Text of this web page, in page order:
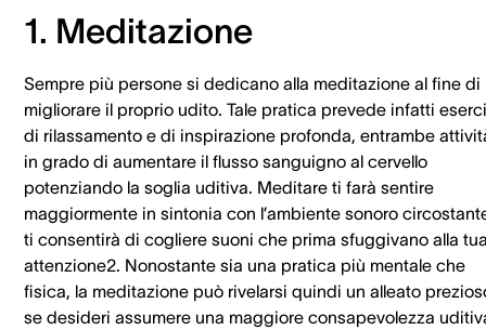
1. Meditazione
Sempre più persone si dedicano alla meditazione al fine di
migliorare il proprio udito. Tale pratica prevede infatti
di rilassamento e di inspirazione profonda, entrambe
in grado di aumentare il flusso sanguigno al cervello
potenziando la soglia uditiva. Meditare ti farà sentire
maggiormente in sintonia con l’ambiente sonoro
ti consentirà di cogliere suoni che prima sfuggivano alla
attenzione2. Nonostante sia una pratica più mentale che
fisica, la meditazione può rivelarsi quindi un alleato
se desideri assumere una maggiore consapevolezza